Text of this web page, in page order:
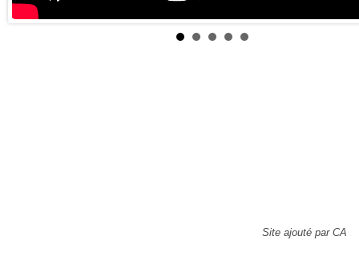
Site ajouté par CA